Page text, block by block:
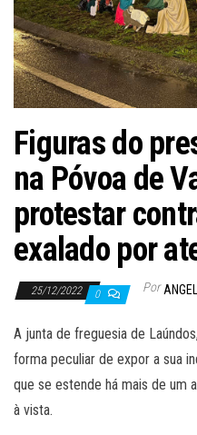
Figuras do
na Póvoa de
protestar
exalado por
25/12/2022 0 Por
A junta de freguesia de
forma peculiar de expor a sua
que se estende há mais de um
à vista.